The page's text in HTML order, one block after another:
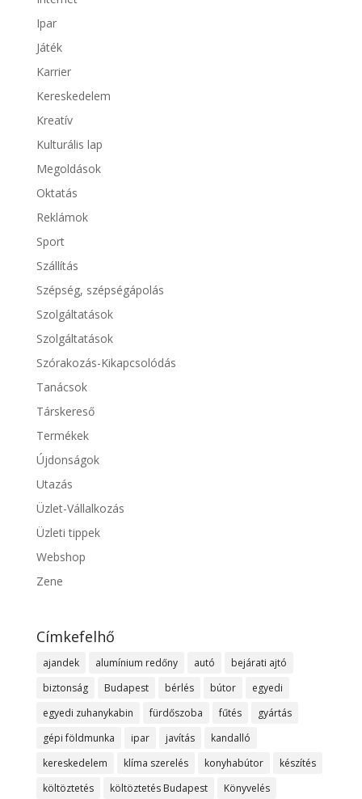
Ipar
Játék
Karrier
Kereskedelem
Kreatív
Kulturális lap
Megoldások
Oktatás
Reklámok
Sport
Szállítás
Szépség, szépségápolás
Szolgáltatások
Szolgáltatások
Szórakozás-Kikapcsolódás
Tanácsok
Társkereső
Termékek
Újdonságok
Utazás
Üzlet-Vállalkozás
Üzleti tippek
Webshop
Zene
Címkefelhő
ajandek alumínium redőny autó
bejárati ajtó
biztonság
Budapest bérlés bútor
egyedi
egyedi zuhanykabin
fürdőszoba fűtés
gyártás
gépi földmunka
ipar javítás
kandalló
kereskedelem
klíma szerelés konyhabútor
készítés
költöztetés
költöztetés Budapest Könyvelés